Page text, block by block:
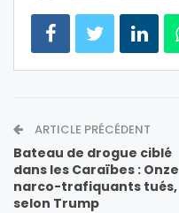
ARTICLE PRÉCÉDENT
Bateau de drogue ciblé
dans les Caraïbes : Onze
narco-trafiquants tués,
selon Trump